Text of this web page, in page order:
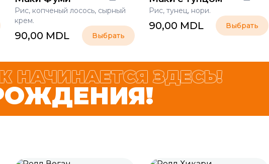
Рис, копченый лосось, сырный
крем.
90,00 MDL Выбрать
Рис, тунец, нори.
90,00 MDL Выбрать
НАЧИНАЕТСЯ ЗДЕСЬ!